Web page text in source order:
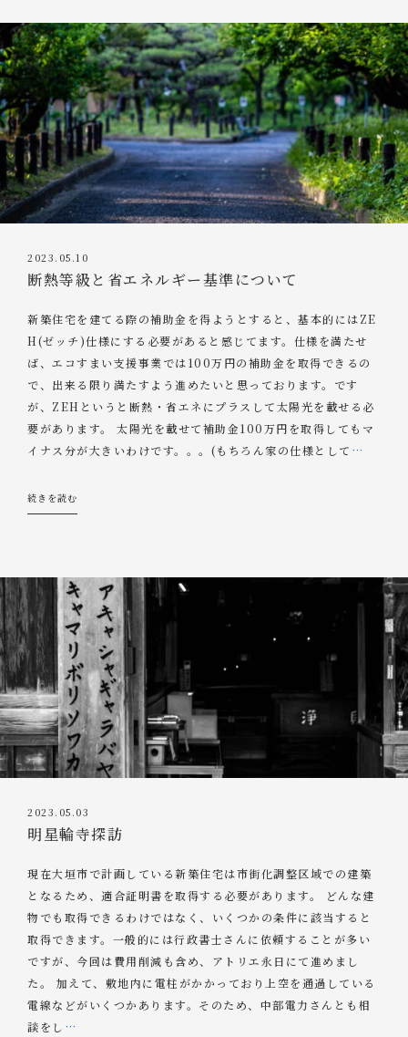
2023.05.10
断熱等級と省エネルギー基準について
新築住宅を建てる際の補助金を得ようとすると、基本的にはZE
H(ゼッチ)仕様にする必要があると感じてます。仕様を満たせ
ば、エコすまい支援事業では100万円の補助金を取得できるの
で、出来る限り満たすよう進めたいと思っております。です
が、ZEHというと断熱・省エネにプラスして太陽光を載せる必
要があります。 太陽光を載せて補助金100万円を取得してもマ
イナス分が大きいわけです。。。(もちろん家の仕様として …
続きを読む
2023.05.03
明星輪寺探訪
現在大垣市で計画している新築住宅は市街化調整区域での建築
となるため、適合証明書を取得する必要があります。 どんな建
物でも取得できるわけではなく、いくつかの条件に該当すると
取得できます。一般的には行政書士さんに依頼することが多い
ですが、今回は費用削減も含め、アトリエ永日にて進めまし
た。 加えて、敷地内に電柱がかかっており上空を通過している
電線などがいくつかあります。そのため、中部電力さんとも相
談をし …